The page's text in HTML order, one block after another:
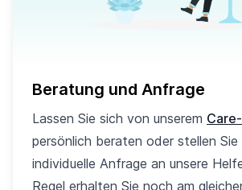
Beratung und Anfrage
Lassen Sie sich von unserem
persönlich beraten oder stellen Sie
individuelle Anfrage an unsere
Regel erhalten Sie noch am